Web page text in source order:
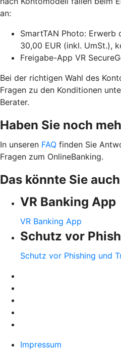
an:
SmartTAN Photo: Erwerb
30,00 EUR (inkl. UmSt.),
Freigabe-App VR
Bei der richtigen Wahl des
Fragen zu den Konditionen
Berater.
Haben Sie noch
In unseren FAQ finden Sie
Fragen zum OnlineBanking.
Das könnte Sie
VR Banking App
VR Banking App
Schutz vor
Schutz vor Phishing und
Impressum